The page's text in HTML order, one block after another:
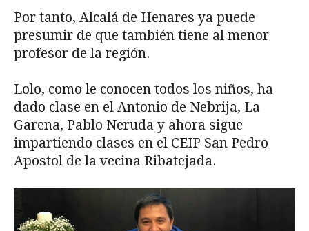
Por tanto, Alcalá de Henares ya puede
presumir de que también tiene al menor
profesor de la región.
Lolo, como le conocen todos los niños, ha
dado clase en el Antonio de Nebrija, La
Garena, Pablo Neruda y ahora sigue
impartiendo clases en el CEIP San Pedro
Apostol de la vecina Ribatejada.